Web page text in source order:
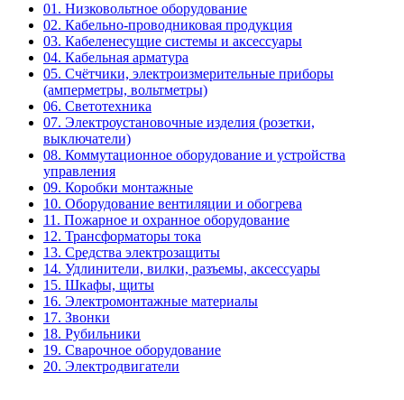
01. Низковольтное оборудование
02. Кабельно-проводниковая продукция
03. Кабеленесущие системы и аксессуары
04. Кабельная арматура
05. Счётчики, электроизмерительные приборы
(амперметры, вольтметры)
06. Светотехника
07. Электроустановочные изделия (розетки,
выключатели)
08. Коммутационное оборудование и устройства
управления
09. Коробки монтажные
10. Оборудование вентиляции и обогрева
11. Пожарное и охранное оборудование
12. Трансформаторы тока
13. Средства электрозащиты
14. Удлинители, вилки, разъемы, аксессуары
15. Шкафы, щиты
16. Электромонтажные материалы
17. Звонки
18. Рубильники
19. Сварочное оборудование
20. Электродвигатели